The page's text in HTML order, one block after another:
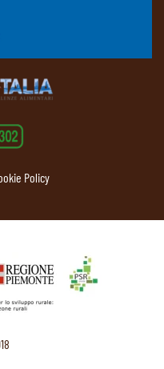
Policy